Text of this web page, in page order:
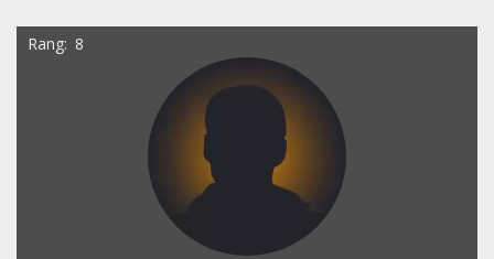
Rang 8